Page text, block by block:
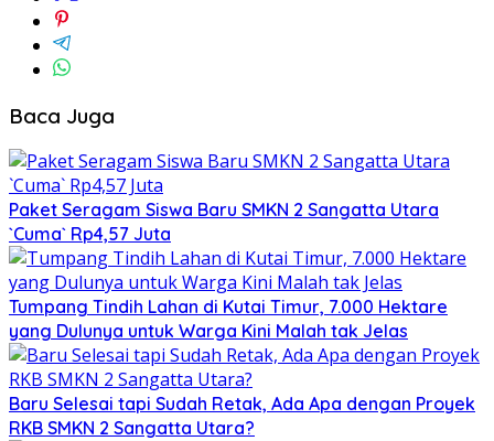
Baca Juga
Paket Seragam Siswa Baru SMKN 2 Sangatta Utara
`Cuma` Rp4,57 Juta
Tumpang Tindih Lahan di Kutai Timur, 7.000 Hektare
yang Dulunya untuk Warga Kini Malah tak Jelas
Baru Selesai tapi Sudah Retak, Ada Apa dengan Proyek
RKB SMKN 2 Sangatta Utara?